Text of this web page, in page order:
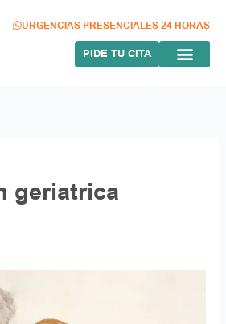
URGENCIAS PRESENCIALES 24 HORAS
PIDE TU CITA
geriatrica